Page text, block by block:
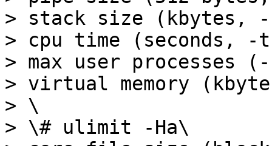
> stack size (kbytes, -
> cpu time (seconds,
> max user processes
> virtual memory
> \
> \# ulimit -Ha\